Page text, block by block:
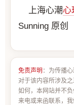
上海心潮心
Sunning 原创
免责声明 ：为传播
对于该内容所涉及
如何，本网站并不
来电或来函联系，